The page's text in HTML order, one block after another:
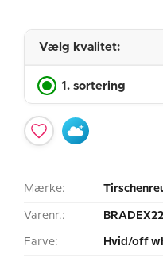
Vælg kvalitet:
1. sortering
Mærke:
Varenr.:
Farve: Hvid/off